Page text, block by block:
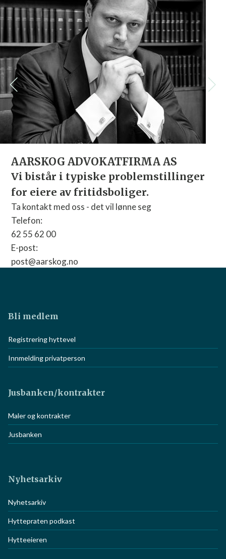
AARSKOG ADVOKATFIRMA AS
Vi bistår i typiske problemstillinger
for eiere av fritidsboliger.
Ta kontakt med oss - det vil lønne seg
Telefon:
62 55 62 00
E-post:
post@aarskog.no
Bli medlem
Registrering hyttevel
Innmelding privatperson
Jusbanken/kontrakter
Maler og kontrakter
Jusbanken
Nyhetsarkiv
Nyhetsarkiv
Hyttepraten podkast
Hytteeieren